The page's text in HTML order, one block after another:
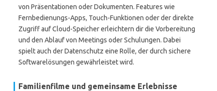
von Präsentationen oder Dokumenten. Features wie
Fernbedienungs-Apps, Touch-Funktionen oder der direkte
Zugriff auf Cloud-Speicher erleichtern dir die Vorbereitung
und den Ablauf von Meetings oder Schulungen. Dabei
spielt auch der Datenschutz eine Rolle, der durch sichere
Softwarelösungen gewährleistet wird.
Familienfilme und gemeinsame Erlebnisse